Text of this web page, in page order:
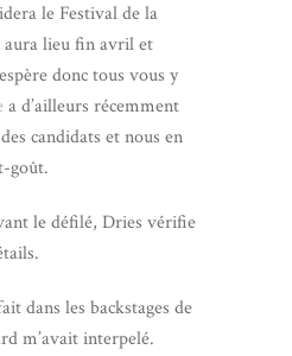
le Festival de la
aura lieu fin avril et
donc tous vous y
a d’ailleurs récemment
candidats et nous en
goût.
le défilé, Dries vérifie
dans les backstages de
m’avait interpelé.